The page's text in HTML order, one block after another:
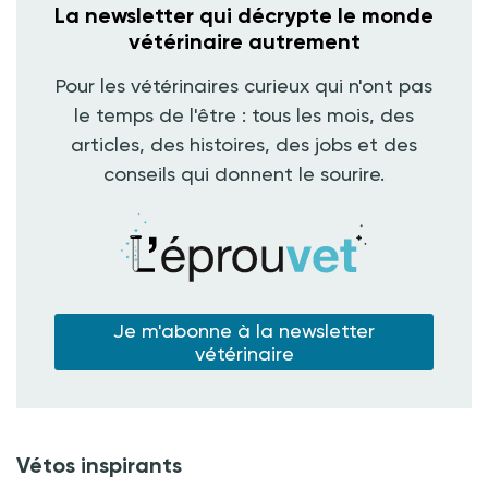
La newsletter qui décrypte le monde
vétérinaire autrement
Pour les vétérinaires curieux qui n'ont pas
le temps de l'être : tous les mois, des
articles, des histoires, des jobs et des
conseils qui donnent le sourire.
Je m'abonne à la newsletter
vétérinaire
Vétos inspirants